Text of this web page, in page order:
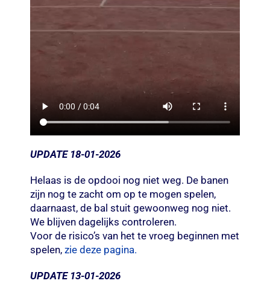
UPDATE 18-01-2026
Helaas is de opdooi nog niet weg. De banen
zijn nog te zacht om op te mogen spelen,
daarnaast, de bal stuit gewoonweg nog niet.
We blijven dagelijks controleren.
Voor de risico’s van het te vroeg beginnen met
spelen, zie deze pagina.
UPDATE 13-01-2026